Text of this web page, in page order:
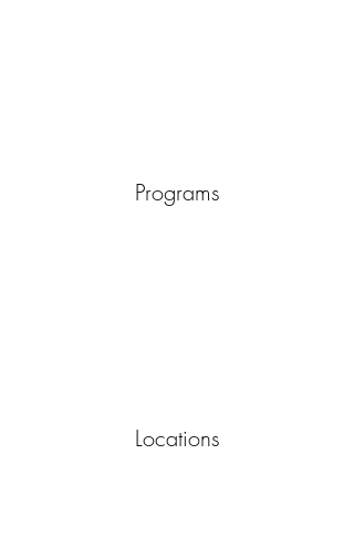
Programs
Locations